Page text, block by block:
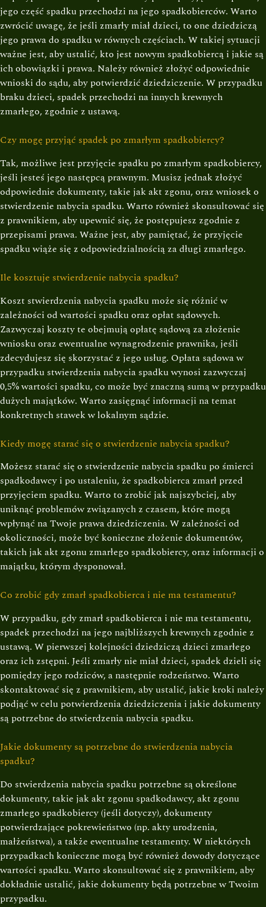
jego część spadku przechodzi na jego spadkobierców. Warto
zwrócić uwagę, że jeśli zmarły miał dzieci, to one dziedziczą
jego prawa do spadku w równych częściach. W takiej sytuacji
ważne jest, aby ustalić, kto jest nowym spadkobiercą i jakie są
ich obowiązki i prawa. Należy również złożyć odpowiednie
wnioski do sądu, aby potwierdzić dziedziczenie. W przypadku
braku dzieci, spadek przechodzi na innych krewnych
zmarłego, zgodnie z ustawą.
Czy mogę przyjąć spadek po zmarłym spadkobiercy?
Tak, możliwe jest przyjęcie spadku po zmarłym spadkobiercy,
jeśli jesteś jego następcą prawnym. Musisz jednak złożyć
odpowiednie dokumenty, takie jak akt zgonu, oraz wniosek o
stwierdzenie nabycia spadku. Warto również skonsultować się
z prawnikiem, aby upewnić się, że postępujesz zgodnie z
przepisami prawa. Ważne jest, aby pamiętać, że przyjęcie
spadku wiąże się z odpowiedzialnością za długi zmarłego.
Ile kosztuje stwierdzenie nabycia spadku?
Koszt stwierdzenia nabycia spadku może się różnić w
zależności od wartości spadku oraz opłat sądowych.
Zazwyczaj koszty te obejmują opłatę sądową za złożenie
wniosku oraz ewentualne wynagrodzenie prawnika, jeśli
zdecydujesz się skorzystać z jego usług. Opłata sądowa w
przypadku stwierdzenia nabycia spadku wynosi zazwyczaj
0,5% wartości spadku, co może być znaczną sumą w przypadku
dużych majątków. Warto zasięgnąć informacji na temat
konkretnych stawek w lokalnym sądzie.
Kiedy mogę starać się o stwierdzenie nabycia spadku?
Możesz starać się o stwierdzenie nabycia spadku po śmierci
spadkodawcy i po ustaleniu, że spadkobierca zmarł przed
przyjęciem spadku. Warto to zrobić jak najszybciej, aby
uniknąć problemów związanych z czasem, które mogą
wpłynąć na Twoje prawa dziedziczenia. W zależności od
okoliczności, może być konieczne złożenie dokumentów,
takich jak akt zgonu zmarłego spadkobiercy, oraz informacji o
majątku, którym dysponował.
Co zrobić gdy zmarł spadkobierca i nie ma testamentu?
W przypadku, gdy zmarł spadkobierca i nie ma testamentu,
spadek przechodzi na jego najbliższych krewnych zgodnie z
ustawą. W pierwszej kolejności dziedziczą dzieci zmarłego
oraz ich zstępni. Jeśli zmarły nie miał dzieci, spadek dzieli się
pomiędzy jego rodziców, a następnie rodzeństwo. Warto
skontaktować się z prawnikiem, aby ustalić, jakie kroki należy
podjąć w celu potwierdzenia dziedziczenia i jakie dokumenty
są potrzebne do stwierdzenia nabycia spadku.
Jakie dokumenty są potrzebne do stwierdzenia nabycia
spadku?
Do stwierdzenia nabycia spadku potrzebne są określone
dokumenty, takie jak akt zgonu spadkodawcy, akt zgonu
zmarłego spadkobiercy (jeśli dotyczy), dokumenty
potwierdzające pokrewieństwo (np. akty urodzenia,
małżeństwa), a także ewentualne testamenty. W niektórych
przypadkach konieczne mogą być również dowody dotyczące
wartości spadku. Warto skonsultować się z prawnikiem, aby
dokładnie ustalić, jakie dokumenty będą potrzebne w Twoim
przypadku.